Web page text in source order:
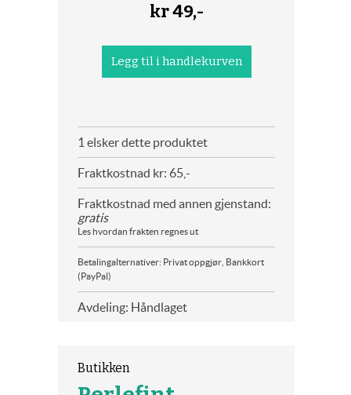
kr49,-
1 elsker dette produktet
Fraktkostnad kr: 65,-
Fraktkostnad med annen gjenstand:
gratis
Les hvordan frakten regnes ut
Betalingalternativer: Privat oppgjør, Bankkort
(PayPal)
Avdeling: Håndlaget
Butikken